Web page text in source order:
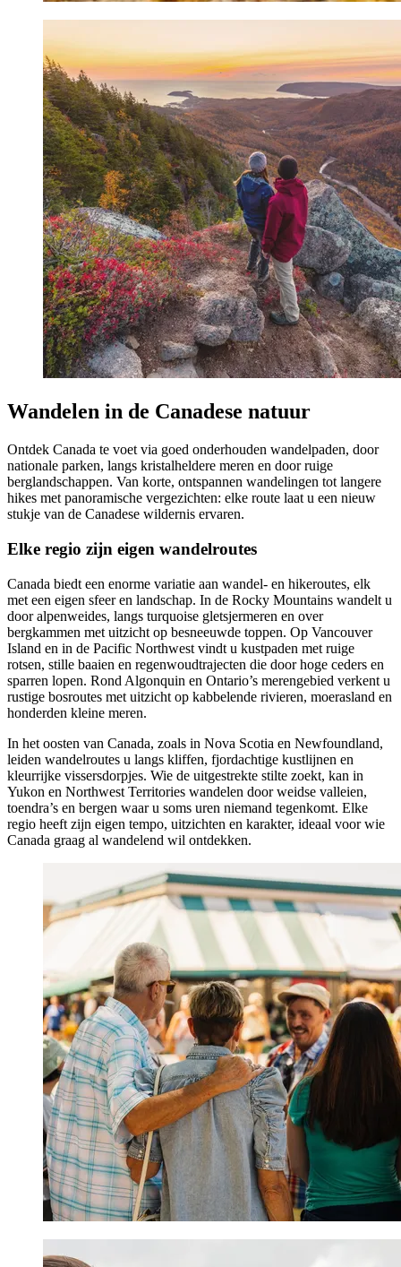
Wandelen in de Canadese natuur
Ontdek Canada te voet via goed onderhouden wandelpaden, door
nationale parken, langs kristalheldere meren en door ruige
berglandschappen. Van korte, ontspannen wandelingen tot langere
hikes met panoramische vergezichten: elke route laat u een nieuw
stukje van de Canadese wildernis ervaren.
Elke regio zijn eigen wandelroutes
Canada biedt een enorme variatie aan wandel- en hikeroutes, elk
met een eigen sfeer en landschap. In de Rocky Mountains wandelt u
door alpenweides, langs turquoise gletsjermeren en over
bergkammen met uitzicht op besneeuwde toppen. Op Vancouver
Island en in de Pacific Northwest vindt u kustpaden met ruige
rotsen, stille baaien en regenwoudtrajecten die door hoge ceders en
sparren lopen. Rond Algonquin en Ontario’s merengebied verkent u
rustige bosroutes met uitzicht op kabbelende rivieren, moerasland en
honderden kleine meren.
In het oosten van Canada, zoals in Nova Scotia en Newfoundland,
leiden wandelroutes u langs kliffen, fjordachtige kustlijnen en
kleurrijke vissersdorpjes. Wie de uitgestrekte stilte zoekt, kan in
Yukon en Northwest Territories wandelen door weidse valleien,
toendra’s en bergen waar u soms uren niemand tegenkomt. Elke
regio heeft zijn eigen tempo, uitzichten en karakter, ideaal voor wie
Canada graag al wandelend wil ontdekken.